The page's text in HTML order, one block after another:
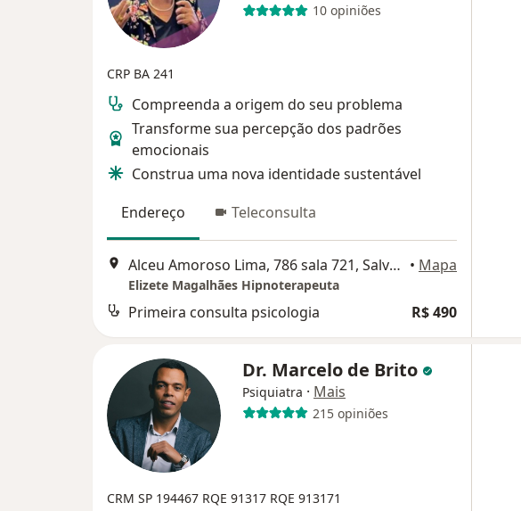
10 opiniões
CRP BA 241
Compreenda a origem do seu problema
Transforme sua percepção dos padrões
emocionais
Construa uma nova identidade sustentável
Endereço
Teleconsulta
Alceu Amoroso Lima, 786 sala 721, Salvador • Mapa
Elizete Magalhães Hipnoterapeuta
Primeira consulta psicologia R$ 490
Dr. Marcelo de Brito
Psiquiatra · Mais
215 opiniões
CRM SP 194467 RQE 91317 RQE 913171